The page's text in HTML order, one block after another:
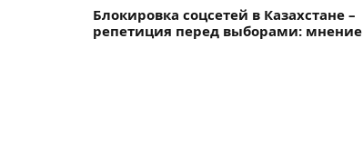
Блокировка соцсетей в Казахстане –
репетиция перед выборами: мнение